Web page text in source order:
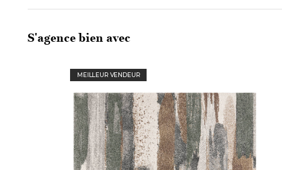
S'agence bien avec
MEILLEUR VENDEUR